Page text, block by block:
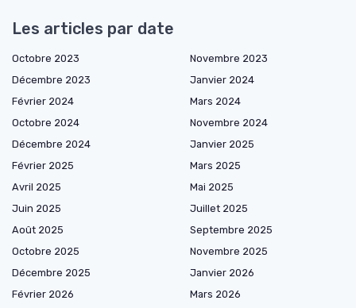
Les articles par date
Octobre 2023
Novembre 2023
Décembre 2023
Janvier 2024
Février 2024
Mars 2024
Octobre 2024
Novembre 2024
Décembre 2024
Janvier 2025
Février 2025
Mars 2025
Avril 2025
Mai 2025
Juin 2025
Juillet 2025
Août 2025
Septembre 2025
Octobre 2025
Novembre 2025
Décembre 2025
Janvier 2026
Février 2026
Mars 2026